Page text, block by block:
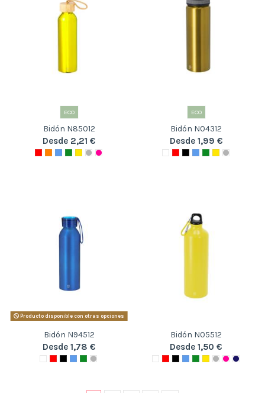
ECO
Bidón N85012
Desde 2,21 €
ECO
Bidón N04312
Desde 1,99 €
Producto disponible con otras opciones
Bidón N94512
Desde 1,78 €
Bidón N05512
Desde 1,50 €